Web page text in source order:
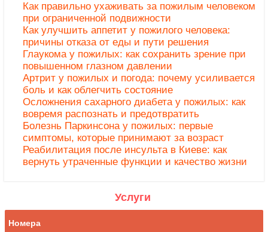
Как правильно ухаживать за пожилым человеком
при ограниченной подвижности
Как улучшить аппетит у пожилого человека:
причины отказа от еды и пути решения
Глаукома у пожилых: как сохранить зрение при
повышенном глазном давлении
Артрит у пожилых и погода: почему усиливается
боль и как облегчить состояние
Осложнения сахарного диабета у пожилых: как
вовремя распознать и предотвратить
Болезнь Паркинсона у пожилых: первые
симптомы, которые принимают за возраст
Реабилитация после инсульта в Киеве: как
вернуть утраченные функции и качество жизни
Услуги
Номера